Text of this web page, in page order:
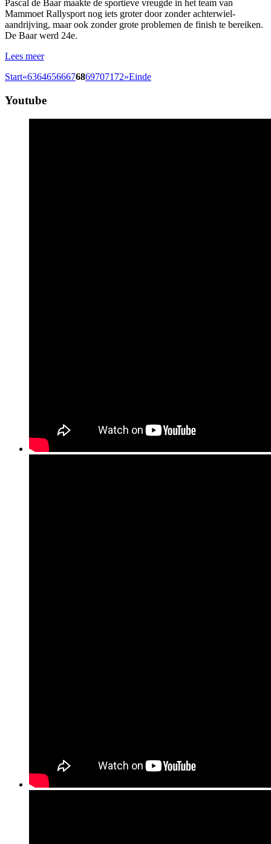
Pascal de Baar maakte de sportieve vreugde in het team van
Mammoet Rallysport nog iets groter door zonder achterwiel-
aandrijving, maar ook zonder grote problemen de finish te bereiken.
De Baar werd 24e.
Lees meer
Start«636465666768697071 72»Einde
Youtube